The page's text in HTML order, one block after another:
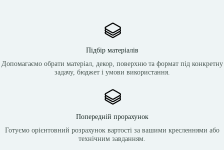
Підбір матеріалів
Допомагаємо обрати матеріал, декор, поверхню та формат під конкретну
задачу, бюджет і умови використання.
Попередній прорахунок
Готуємо орієнтовний розрахунок вартості за вашими кресленнями або
технічним завданням.